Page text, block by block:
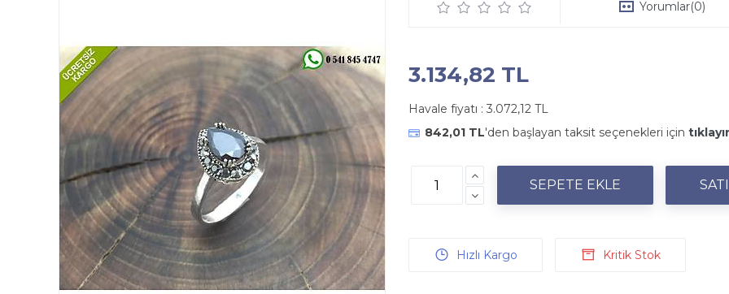
Yorumlar(0)
3.134,82 TL
Havale fiyatı : 3.072,12 TL
842,01 TL'den başlayan taksit seçenekleri için